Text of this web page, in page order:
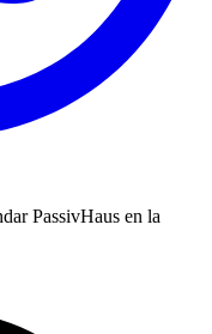
PassivHaus en la